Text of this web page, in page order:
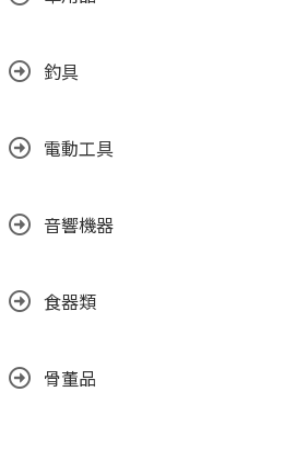
釣具
電動工具
音響機器
食器類
骨董品